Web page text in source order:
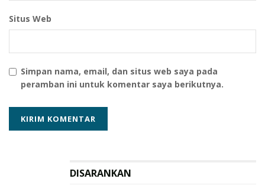
Situs Web
Simpan nama, email, dan situs web saya pada
peramban ini untuk komentar saya berikutnya.
DISARANKAN